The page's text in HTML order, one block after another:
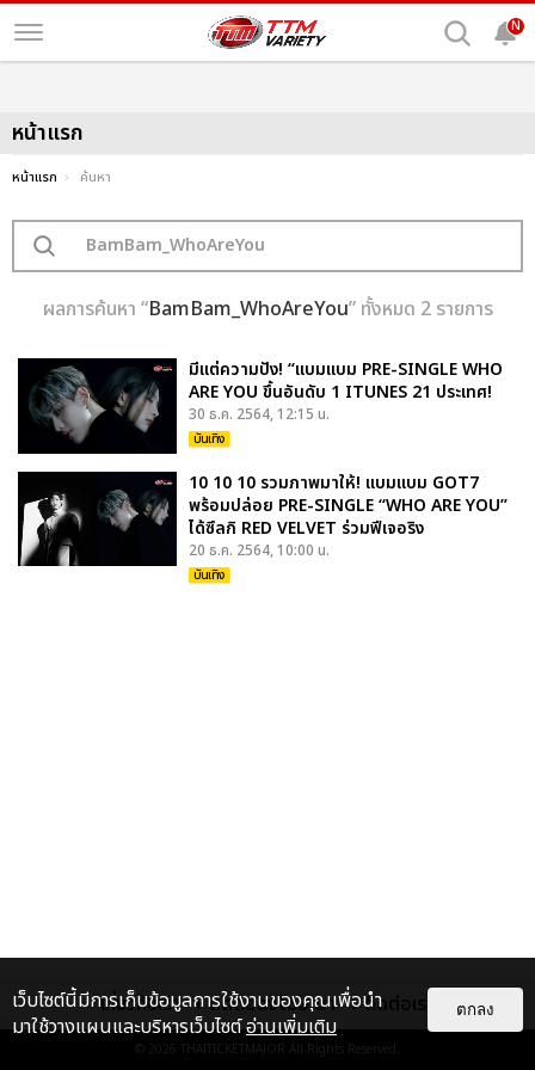
N
หน้าแรก
หน้าแรก ค้นหา
ผลการค้นหา “BamBam_WhoAreYou” ทั้งหมด 2 รายการ
มีแต่ความปัง! “แบมแบม PRE-SINGLE WHO
ARE YOU ขึ้นอันดับ 1 ITUNES 21 ประเทศ!
30 ธ.ค. 2564, 12:15 น.
บันเทิง
10 10 10 รวมภาพมาให้! แบมแบม GOT7
พร้อมปล่อย PRE-SINGLE “WHO ARE YOU”
ได้ซึลกิ RED VELVET ร่วมฟีเจอริง
20 ธ.ค. 2564, 10:00 น.
บันเทิง
เกี่ยวกับเรา ติดต่อลงโฆษณา ติดต่อเรา
© 2026 THAITICKETMAJOR All Rights Reserved.
เว็บไซต์นี้มีการเก็บข้อมูลการใช้งานของคุณเพื่อนำ
มาใช้วางแผนและบริหารเว็บไซต์อ่านเพิ่มเติม
ตกลง